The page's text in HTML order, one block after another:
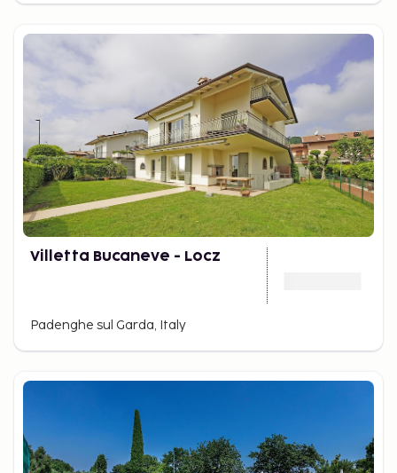
Villetta Bucaneve - Locz
Padenghe sul Garda, Italy